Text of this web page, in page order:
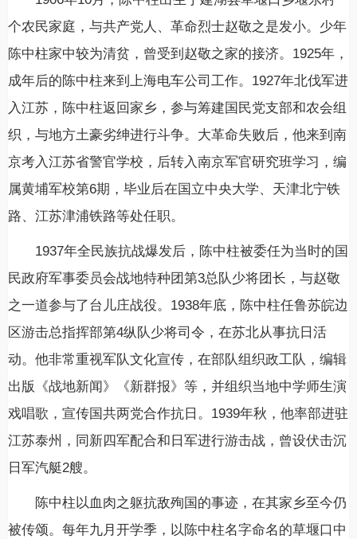
个农民家庭，与共产党人、革命烈士赵敬之是发小。少年
陈中柱家中较为清贫，曾受到赵敬之家的接济。1925年，
成年后的陈中柱来到上海电车公司工作。1927年北伐军进
入江苏，陈中柱返回家乡，参与筹建国民党支部和农会组
织，与地方土豪劣绅进行斗争。大革命失败后，他来到南
京考入江苏省警官学校，后转入南京军官研究班学习，编
属黄埔军校第6期，毕业后在国立中央大学、天津北宁铁
路、江苏津浦铁路等处任职。
1937年全民族抗战爆发后，陈中柱被委任为当时的国
民政府军事委员会战地特种团第3总队少将团长，与赵敬
之一道参与了台儿庄战役。1938年底，陈中柱任鲁苏皖边
区游击总指挥部第4纵队少将司令，在苏北从事抗日活
动。他非常重视军队文化宣传，在部队组织政工队，编辑
出版《战地新闻》《新群报》等，并组织当地中学师生演
戏唱歌，宣传国共两党合作抗日。1939年秋，他率部进驻
江苏泰州，同新四军配合和日军进行游击战，曾设伏击沉
日军汽艇2艘。
陈中柱以血肉之躯抗敌殉国的事迹，在其家乡至今仍
被传颂。每年九月开学季，以陈中柱名字命名的草堰口中